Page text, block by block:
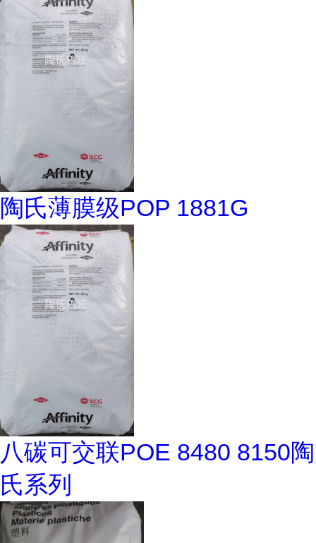
陶氏薄膜级POP 1881G
八碳可交联POE 8480 8150陶
氏系列